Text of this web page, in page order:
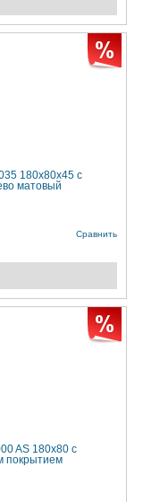
180х80х45 с
матовый
Сравнить
AS 180x80 с
покрытием